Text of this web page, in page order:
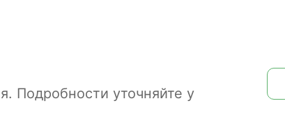
Подробности уточняйте у